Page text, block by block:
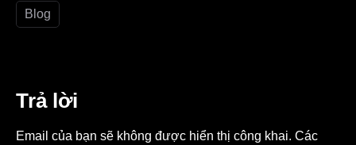
Blog
Trả lời
Email của bạn sẽ không được hiển thị công khai. Các